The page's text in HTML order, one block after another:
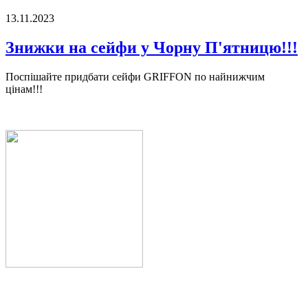
13.11.2023
Знижки на сейфи у Чорну П'ятницю!!!
Поспішайте придбати сейфи GRIFFON по найнижчим
цінам!!!